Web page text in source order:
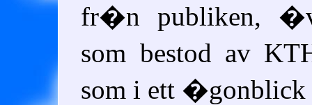
fr�n publiken,
som bestod av
som i ett �gonblick